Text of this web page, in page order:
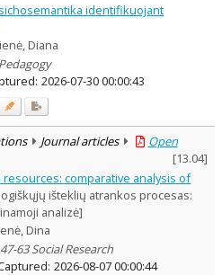
identifikuojant
Diana
2026-07-30 00:00:43
Journal articles
Open
[13.04]
comparative analysis of
išteklių atrankos procesas:
analizė]
Dina
63 Social Research
2026-08-07 00:00:44